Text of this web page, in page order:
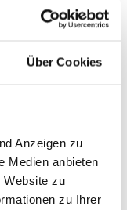
Über Cookies
Anzeigen zu
Medien anbieten
Website zu
zu Ihrer